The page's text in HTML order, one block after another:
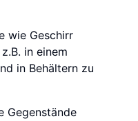
wie Geschirr
in einem
in Behältern zu
Gegenstände